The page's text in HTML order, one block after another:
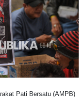
Pati Bersatu (AMPB)